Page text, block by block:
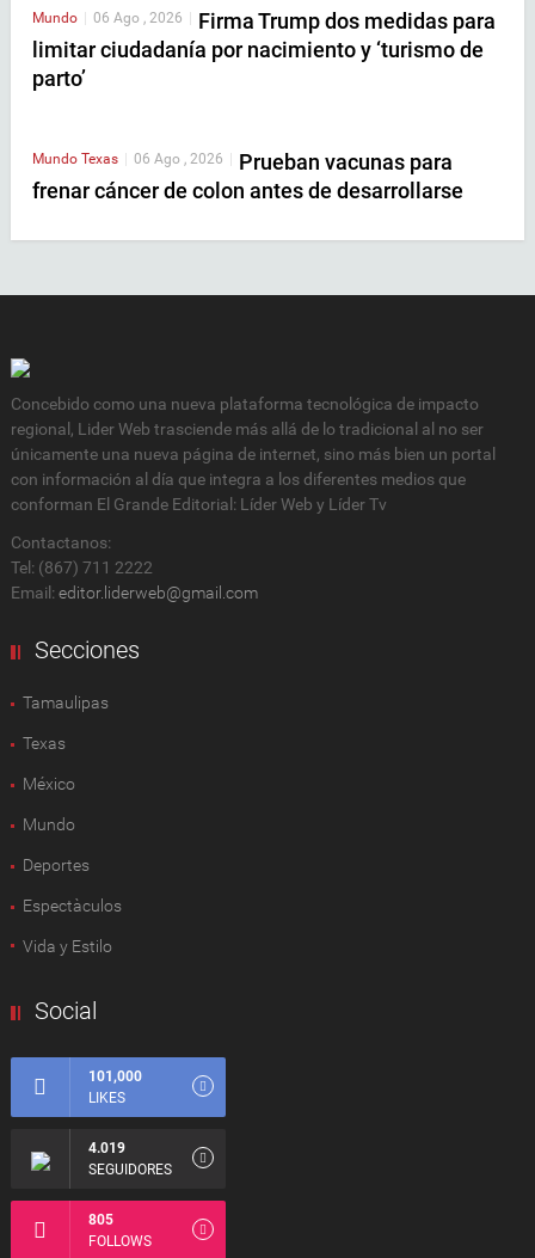
Mundo | 06 Ago , 2026 | Firma Trump dos medidas para
limitar ciudadanía por nacimiento y ‘turismo de
parto’
Mundo Texas 06 Ago , 2026
Prueban vacunas para
frenar cáncer de colon antes de desarrollarse
Concebido como una nueva plataforma tecnológica de impacto
regional, Lider Web trasciende más allá de lo tradicional al no ser
únicamente una nueva página de internet, sino más bien un portal
con información al día que integra a los diferentes medios que
conforman El Grande Editorial: Líder Web y Líder Tv
Contactanos:
Tel: (867) 711 2222
Email: editor.liderweb@gmail.com
Secciones
Tamaulipas
Texas
México
Mundo
Deportes
Espectàculos
Vida y Estilo
Social
101,000
LIKES
4.019
SEGUIDORES
805
FOLLOWS